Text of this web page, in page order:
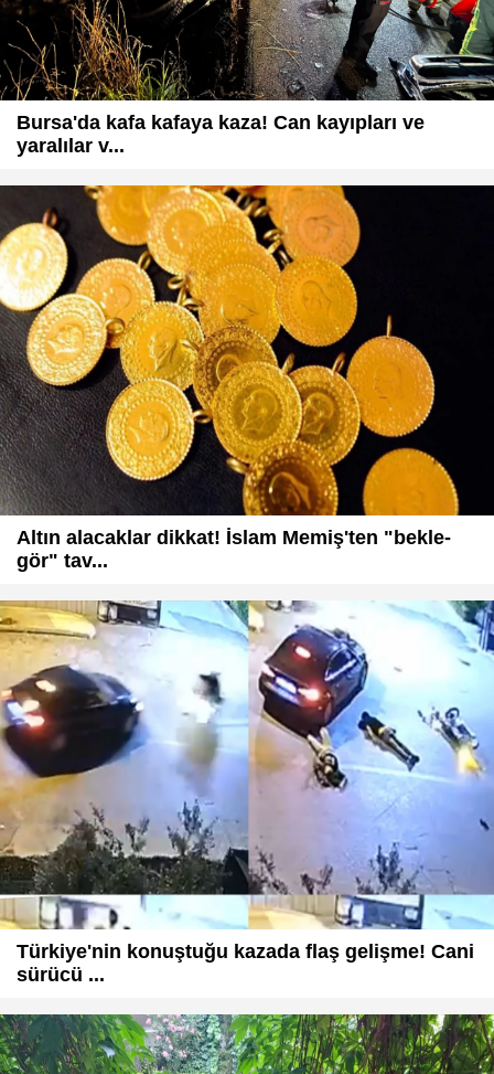
Bursa'da kafa kafaya kaza! Can kayıpları ve
yaralılar v...
Altın alacaklar dikkat! İslam Memiş'ten "bekle-
gör" tav...
Türkiye'nin konuştuğu kazada flaş gelişme! Cani
sürücü ...